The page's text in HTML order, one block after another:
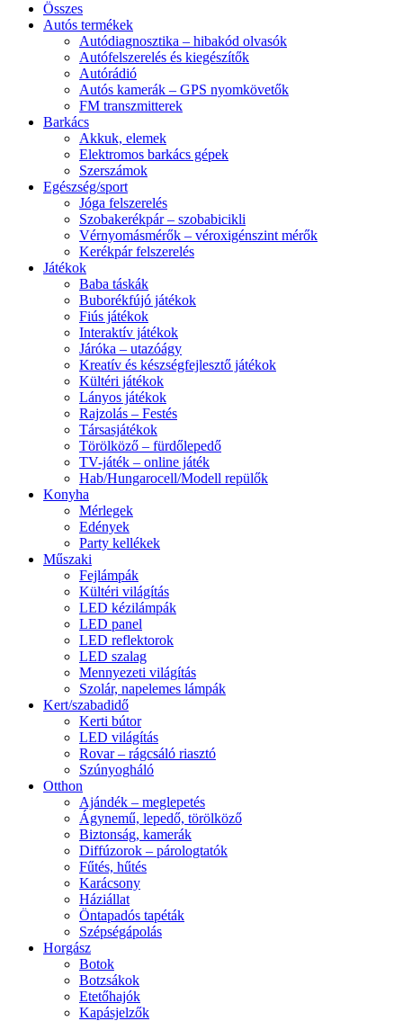
Összes
Autós termékek
Autódiagnosztika – hibakód olvasók
Autófelszerelés és kiegészítők
Autórádió
Autós kamerák – GPS nyomkövetők
FM transzmitterek
Barkács
Akkuk, elemek
Elektromos barkács gépek
Szerszámok
Egészség/sport
Jóga felszerelés
Szobakerékpár – szobabicikli
Vérnyomásmérők – véroxigénszint mérők
Kerékpár felszerelés
Játékok
Baba táskák
Buborékfújó játékok
Fiús játékok
Interaktív játékok
Járóka – utazóágy
Kreatív és készségfejlesztő játékok
Kültéri játékok
Lányos játékok
Rajzolás – Festés
Társasjátékok
Törölköző – fürdőlepedő
TV-játék – online játék
Hab/Hungarocell/Modell repülők
Konyha
Mérlegek
Edények
Party kellékek
Műszaki
Fejlámpák
Kültéri világítás
LED kézilámpák
LED panel
LED reflektorok
LED szalag
Mennyezeti világítás
Szolár, napelemes lámpák
Kert/szabadidő
Kerti bútor
LED világítás
Rovar – rágcsáló riasztó
Szúnyogháló
Otthon
Ajándék – meglepetés
Ágynemű, lepedő, törölköző
Biztonság, kamerák
Diffúzorok – párologtatók
Fűtés, hűtés
Karácsony
Háziállat
Öntapadós tapéták
Szépségápolás
Horgász
Botok
Botzsákok
Etetőhajók
Kapásjelzők